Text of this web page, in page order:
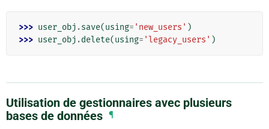
>>> user_obj .save(using= 'new_users' )
>>> user_obj .delete(using= 'legacy_users' )
Utilisation de gestionnaires avec plusieurs
bases de données ¶